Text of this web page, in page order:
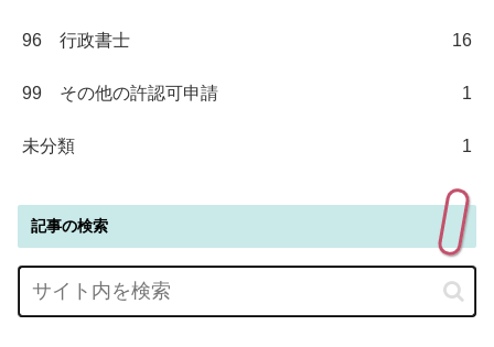
96 行政書士 16
99 その他の許認可申請 1
未分類 1
記事の検索